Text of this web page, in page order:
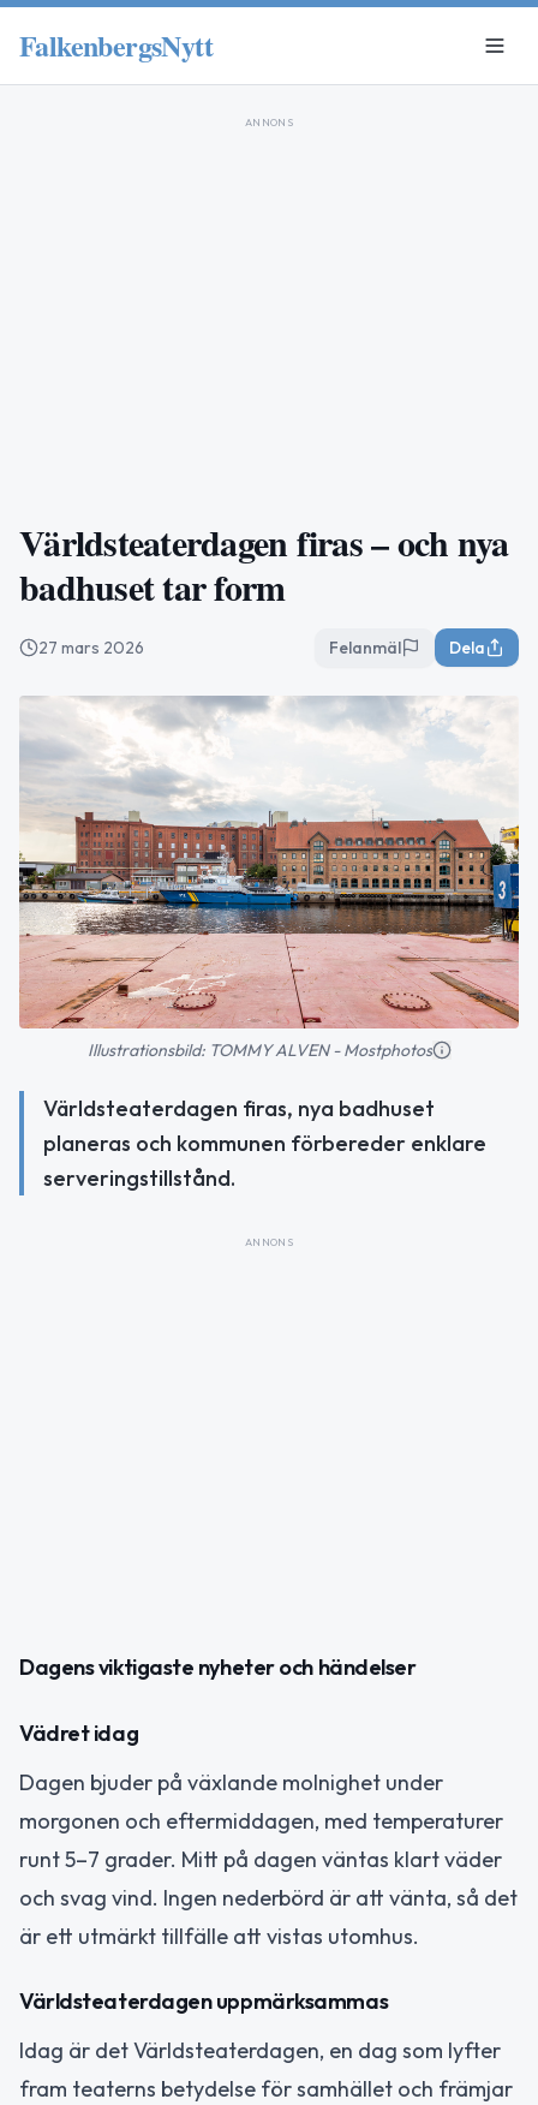
FalkenbergsNytt
ANNONS
Världsteaterdagen firas – och nya
badhuset tar form
27 mars 2026 Felanmäl Dela
Illustrationsbild: TOMMY ALVEN - Mostphotos
Världsteaterdagen firas, nya badhuset
planeras och kommunen förbereder enklare
serveringstillstånd.
ANNONS
Dagens viktigaste nyheter och händelser
Vädret idag
Dagen bjuder på växlande molnighet under
morgonen och eftermiddagen, med temperaturer
runt 5–7 grader. Mitt på dagen väntas klart väder
och svag vind. Ingen nederbörd är att vänta, så det
är ett utmärkt tillfälle att vistas utomhus.
Världsteaterdagen uppmärksammas
Idag är det Världsteaterdagen, en dag som lyfter
fram teaterns betydelse för samhället och främjar